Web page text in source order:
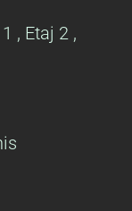
, Etaj 2 ,